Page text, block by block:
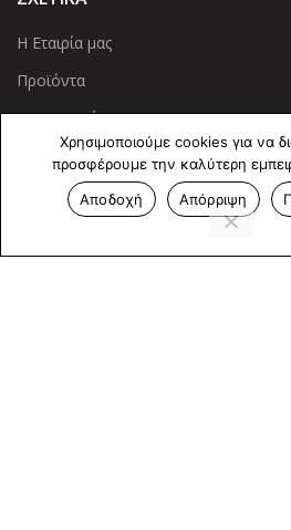
Η Εταιρία μας
Προϊόντα
Οι Υπηρεσίες μας
ΠΛΗΡΟΦΟΡΙΕΣ
Πολιτική Απορρήτου
Cookies
Χρησιμοποιούμε cookies για να
προσφέρουμε την καλύτερη
Αποδοχή
Απόρριψη